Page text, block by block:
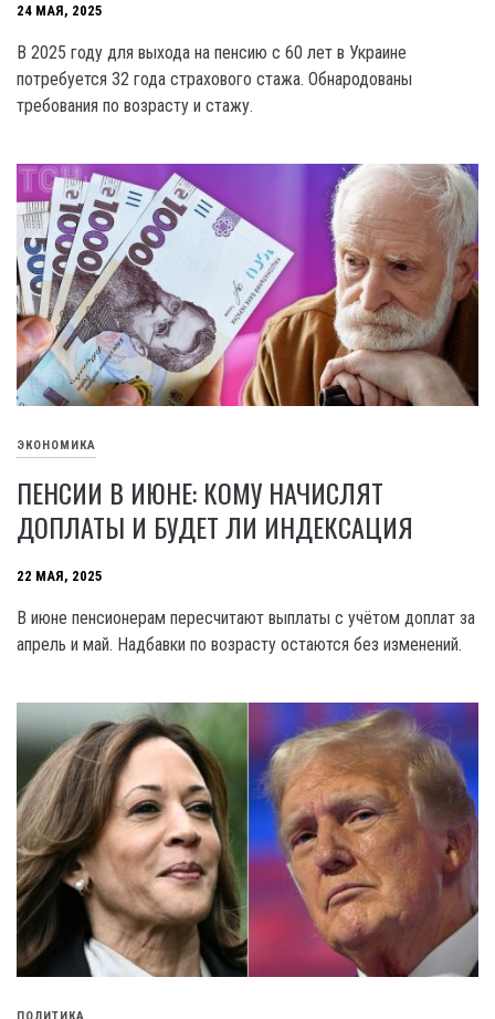
24 МАЯ, 2025
В 2025 году для выхода на пенсию с 60 лет в Украине
потребуется 32 года страхового стажа. Обнародованы
требования по возрасту и стажу.
ЭКОНОМИКА
ПЕНСИИ В ИЮНЕ: КОМУ НАЧИСЛЯТ
ДОПЛАТЫ И БУДЕТ ЛИ ИНДЕКСАЦИЯ
22 МАЯ, 2025
В июне пенсионерам пересчитают выплаты с учётом доплат за
апрель и май. Надбавки по возрасту остаются без изменений.
ПОЛИТИКА